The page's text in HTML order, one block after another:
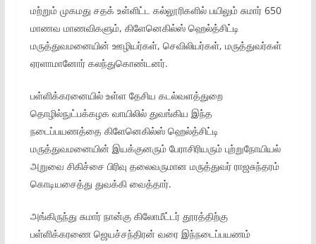
மற்றும் முகமது சதக் உள்ளிட்ட கல்லூரிகளில் பயிலும் சுமார் 650
மாணவ மாணவிகளும், கிளேனெகில்ஸ் ஹெல்த்சிட்டி
மருத்துவமனையின் ஊழியர்கள், செவிலியர்கள், மருத்துவர்கள்
ஏரளாமானோர் கலந்துகொண்டனர்.
பள்ளிக்கரனையில் உள்ள தேசிய கடல்வளத்துறை
தொழில்நுட்பக்கழக வாயிலில் துவங்கிய இந்த
நடைப்பயணத்தை கிளேனெகில்ஸ் ஹெல்த்சிட்டி
மருத்துவமனையின் இயக்குனரும் பேராசிரியரும் புற்றுநோயியல்
அறுவை சிகிச்சை பிரிவு தலைவருமான மருத்துவர் ராஜசுந்தரம்
கொடியசைத்து துவக்கி வைத்தார்.
அங்கிருந்து சுமார் நான்கு கிலோமீட்டர் தூரத்திற்கு
பள்ளிக்கரணை ஜெயச்சந்திரன் வரை இந்நடைப்பயணம்